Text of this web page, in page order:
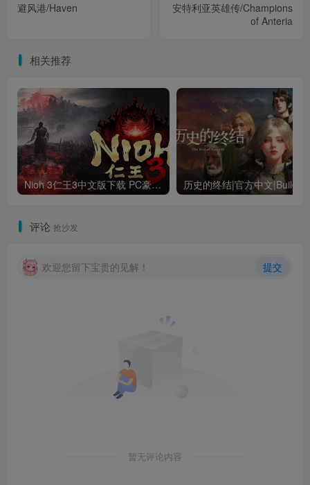
避风港/Haven
安特利亚英雄传/Champions
of Anteria
相关推荐
Nioh 3仁王3中文版下载 PC豪华版｜全DLC+终极内容整合
评论 抢沙发
欢迎您留下宝贵的见解！ 提交
暂无评论内容